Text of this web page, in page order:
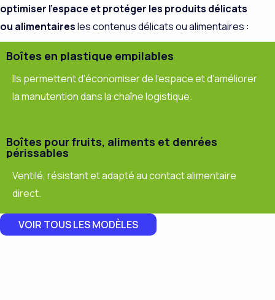
optimiser l’espace et protéger les produits délicats
ou alimentairesles contenus délicats ou alimentaires :
Boîtes en plastique empilables
Ils permettent d’économiser de l’espace et d’améliorer
la manutention dans la chaîne logistique.
Boîtes pour fruits, aliments et denrées
périssables
Ventilé, résistant et adapté au contact alimentaire
direct.
VOIR TOUS LES MODÈLES